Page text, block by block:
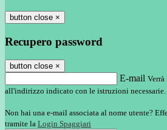
button close ×
Recupero password
button close ×
E-mail
all'indirizzo indicato con le istruzioni necessarie.
Non hai una e-mail associata al nome utente?
tramite la Login Spaggiari